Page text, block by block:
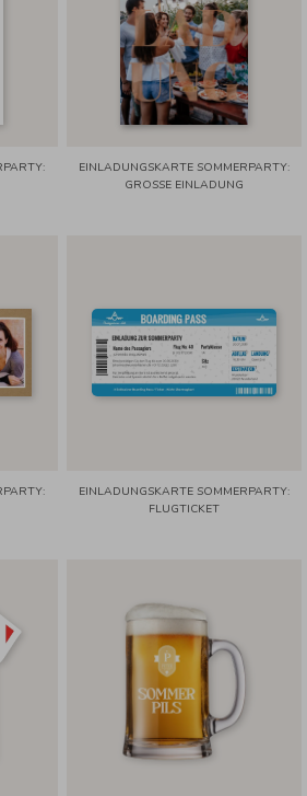
EINLADUNGSKARTE SOMMERPARTY:
GROSSE EINLADUNG
EINLADUNGSKARTE SOMMERPARTY:
FLUGTICKET